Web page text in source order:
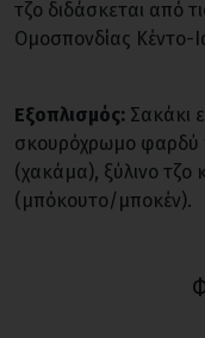
τζο διδάσκεται από
Ομοσπονδίας Κέντο-
Εξοπλισμός: Σακάκι
σκουρόχρωμο φαρδύ
(χακάμα), ξύλινο τζο
(μπόκουτο/μποκέν).